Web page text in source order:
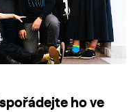
ho ve